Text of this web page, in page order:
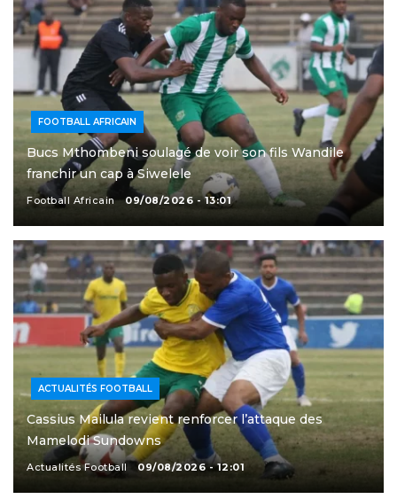
FOOTBALL AFRICAIN
Bucs Mthombeni soulagé de voir son fils Wandile
franchir un cap à Siwelele
Football Africain 09/08/2026 - 13:01
ACTUALITÉS FOOTBALL
Cassius Mailula revient renforcer l’attaque des
Mamelodi Sundowns
Actualités Football 09/08/2026 - 12:01